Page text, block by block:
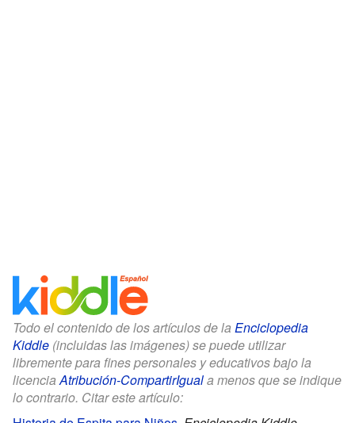
Todo el contenido de los artículos de la Enciclopedia
Kiddle (incluidas las imágenes) se puede utilizar
libremente para fines personales y educativos bajo la
licenciaAtribución-CompartirIguala menos que se indique
lo contrario. Citar este artículo: